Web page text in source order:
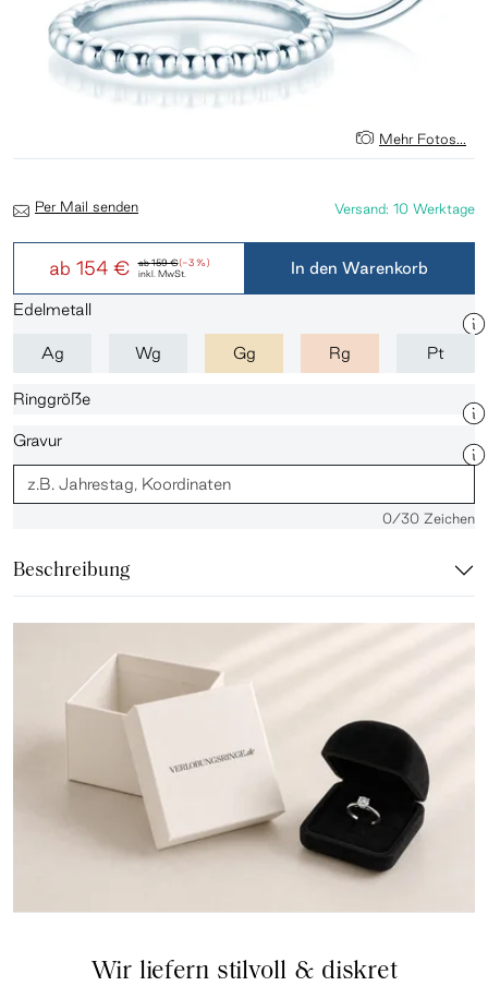
Mehr Fotos...
ab159 €(-3 %)
ab 154 € inkl. MwSt.
Versand: 10 Werktage
Per Mail senden
In den Warenkorb
Edelmetall
Ag Wg Gg Rg Pt
Ringgröße
Gravur
0/30 Zeichen
Beschreibung
Wir liefern stilvoll & diskret